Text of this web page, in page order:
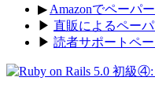
▶ Amazonでペーパ
▶ 直販によるペー
▶ 読者サポートペ